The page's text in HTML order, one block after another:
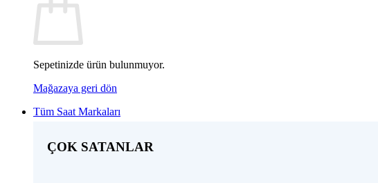
Sepetinizde ürün bulunmuyor.
Mağazaya geri dön
Tüm Saat Markaları
ÇOK SATANLAR